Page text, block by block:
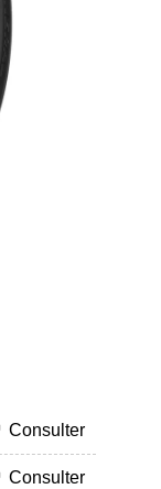
Consulter
Consulter